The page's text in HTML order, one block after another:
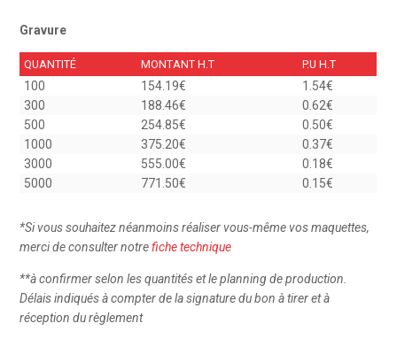
Gravure
QUANTITÉ MONTANT H.T P.U H.T
100 154.19€
1.54€
300
188.46€
0.62€
500
254.85€
0.50€
1000
375.20€
0.37€
3000
555.00€
0.18€
5000
771.50€ 0.15€
*Si vous souhaitez néanmoins réaliser vous-même vos maquettes,
merci de consulter notrefiche technique
**à confirmer selon les quantités et le planning de production.
Délais indiqués à compter de la signature du bon à tirer et à
réception du règlement